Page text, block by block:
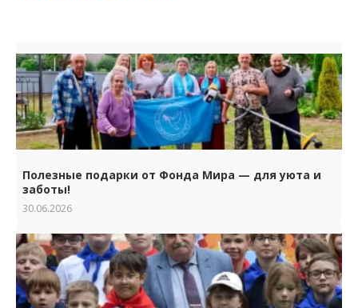
Полезные подарки от Фонда Мира — для уюта и
заботы!
30.06.2026